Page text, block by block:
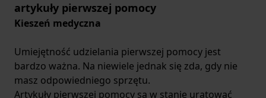
artykuły pierwszej pomocy
Kieszeń medyczna
Umiejętność udzielania pierwszej pomocy jest
bardzo ważna. Na niewiele jednak się zda, gdy nie
masz odpowiedniego sprzętu.
Artykuły pierwszej pomocy są w stanie uratować